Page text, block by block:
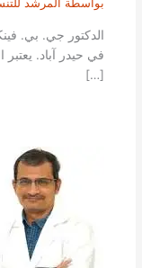
بواسطة المرشد
الدكتور جي. بي.
في حيدر آباد.
[…]